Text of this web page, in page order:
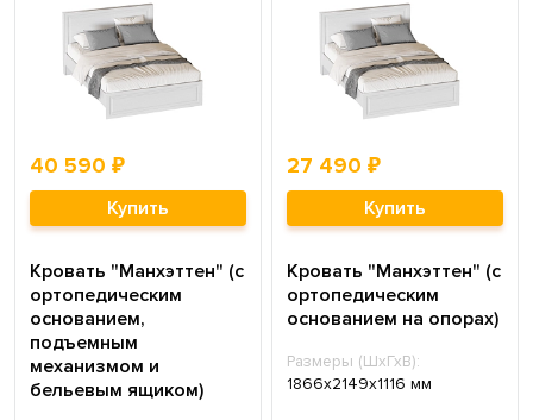
40 590 ₽
Купить
Кровать "Манхэттен" (с
ортопедическим
основанием,
подъемным
механизмом и
бельевым ящиком)
27 490 ₽
Купить
Кровать "Манхэттен" (с
ортопедическим
основанием на опорах)
Размеры (ШхГхВ):
1866х2149х1116 мм